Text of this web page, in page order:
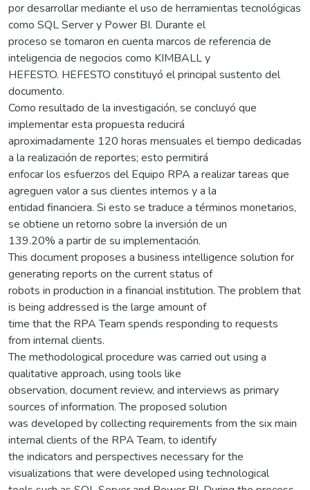
por desarrollar mediante el uso de herramientas tecnológicas
como SQL Server y Power BI. Durante el
proceso se tomaron en cuenta marcos de referencia de
inteligencia de negocios como KIMBALL y
HEFESTO. HEFESTO constituyó el principal sustento del
documento.
Como resultado de la investigación, se concluyó que
implementar esta propuesta reducirá
aproximadamente 120 horas mensuales el tiempo dedicadas
a la realización de reportes; esto permitirá
enfocar los esfuerzos del Equipo RPA a realizar tareas que
agreguen valor a sus clientes internos y a la
entidad financiera. Si esto se traduce a términos monetarios,
se obtiene un retorno sobre la inversión de un
139.20% a partir de su implementación.
This document proposes a business intelligence solution for
generating reports on the current status of
robots in production in a financial institution. The problem that
is being addressed is the large amount of
time that the RPA Team spends responding to requests
from internal clients.
The methodological procedure was carried out using a
qualitative approach, using tools like
observation, document review, and interviews as primary
sources of information. The proposed solution
was developed by collecting requirements from the six main
internal clients of the RPA Team, to identify
the indicators and perspectives necessary for the
visualizations that were developed using technological